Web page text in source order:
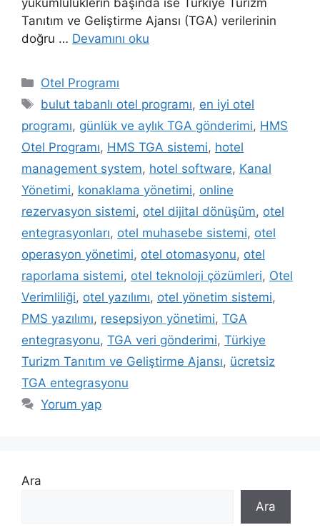
Tanıtım ve Geliştirme Ajansı (TGA) verilerinin
doğru … Devamını oku
Kategoriler
Otel Programı
Etiketler
bulut tabanlı otel programı, en iyi otel
programı, günlük ve aylık TGA gönderimi, HMS
Otel Programı, HMS TGA sistemi, hotel
management system, hotel software, Kanal
Yönetimi, konaklama yönetimi, online
rezervasyon sistemi, otel dijital dönüşüm, otel
entegrasyonları, otel muhasebe sistemi, otel
operasyon yönetimi, otel otomasyonu, otel
raporlama sistemi, otel teknoloji çözümleri, Otel
Verimliliği, otel yazılımı, otel yönetim sistemi,
PMS yazılımı, resepsiyon yönetimi, TGA
entegrasyonu, TGA veri gönderimi, Türkiye
Turizm Tanıtım ve Geliştirme Ajansı, ücretsiz
TGA entegrasyonu
Yorum yap
Ara
Ara